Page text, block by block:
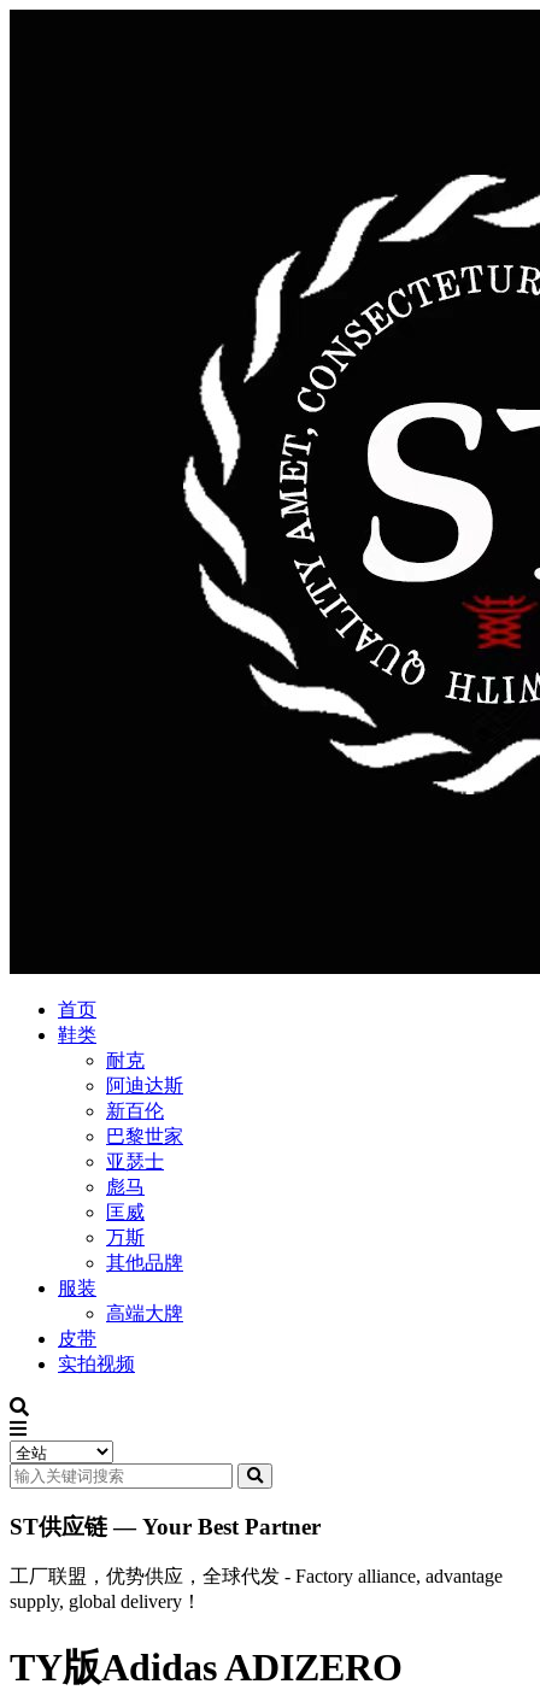
首页
鞋类
耐克
阿迪达斯
新百伦
巴黎世家
亚瑟士
彪马
匡威
万斯
其他品牌
服装
高端大牌
皮带
实拍视频
ST供应链 — Your Best Partner
工厂联盟，优势供应，全球代发 - Factory alliance, advantage
supply, global delivery！
TY版Adidas ADIZERO